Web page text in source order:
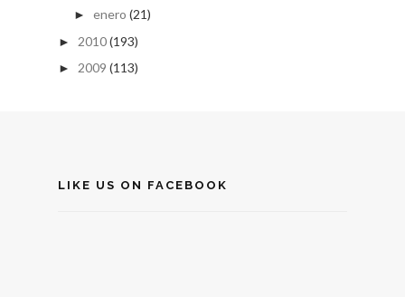
► enero (21)
► 2010(193)
► 2009 (113)
LIKE US ON FACEBOOK